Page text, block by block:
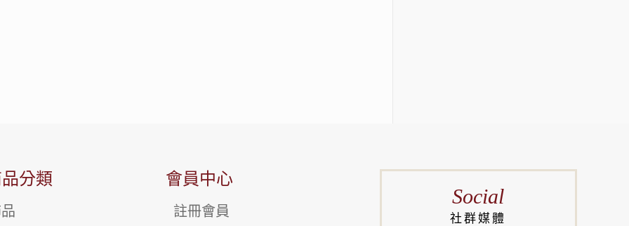
分類 會員中心
註冊會員
Social
社群媒體